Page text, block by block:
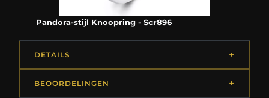
Pandora-stijl Knoopring - Scr896
DETAILS
BEOORDELINGEN